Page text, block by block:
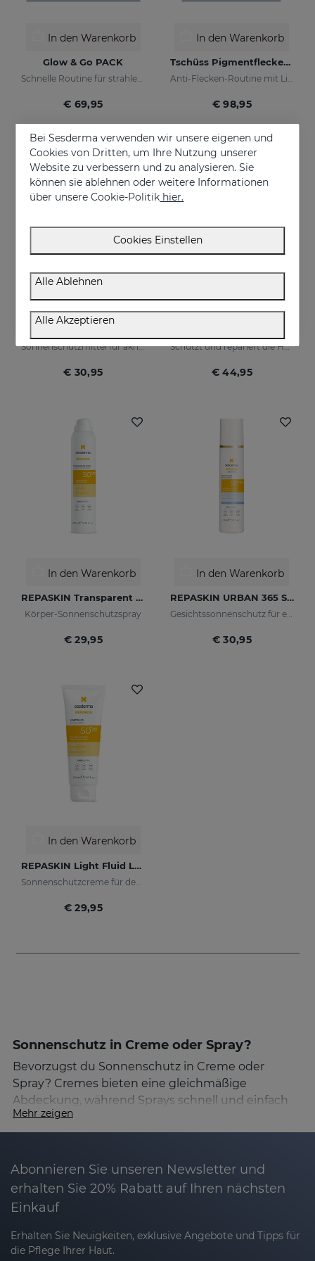
In den Warenkorb
Glow & Go PACK
Schnelle Routine für strahlende und geschützte Haut
€ 69,95
In den Warenkorb
Tschüss Pigmentflecken PACK
Anti-Flecken-Routine mit Lichtschutz
€ 98,95
Sonnenschutzmittel für akneanfällige Haut
€ 30,95
NEU ONLINE EXKLUSIV
Schützt und repariert die Haut vor Sonnenschäden
€ 44,95
In den Warenkorb
REPASKIN Transparent Spray LSF50
Körper-Sonnenschutzspray
€ 29,95
In den Warenkorb
REPASKIN URBAN 365 Sensitive LSF50+
Gesichtssonnenschutz für empfindliche Haut
€ 30,95
In den Warenkorb
REPASKIN Light Fluid LSF50+
€ 29,95
Sonnenschutz in Creme oder Spray?
Bevorzugst du Sonnenschutz in Creme oder
Spray? Cremes bieten eine gleichmäßige
Abdeckung, während Sprays schnell und einfach
aufzutragen sind.
Zu viel Sonne kann die Haut schädigen und das
Risiko von Hautkrebs und vorzeitiger Hautalterung
erhöhen. Mit einem wirksamen Sonnenschutz
optimalen Schutz mit einer umfassenden Pflege.
Mehr zeigen
Abonnieren Sie unseren Newsletter und
erhalten Sie 20% Rabatt auf Ihren nächsten
Einkauf
Erhalten Sie Neuigkeiten, exklusive Angebote und Tipps für
die Pflege Ihrer Haut.
Bei Sesderma verwenden wir unsere eigenen und
Cookies von Dritten, um Ihre Nutzung unserer
Website zu verbessern und zu analysieren. Sie
können sie ablehnen oder weitere Informationen
über unsere Cookie-Politik hier.
Cookies Einstellen
Alle Ablehnen
Alle Akzeptieren